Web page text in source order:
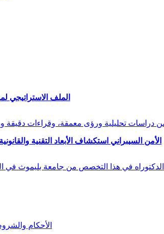
الملف الاستراتيجي
الأمن السيبراني استكشاف الأبعاد التقنية
في هذا التخصص من جامعة بليموث في
الأحكام